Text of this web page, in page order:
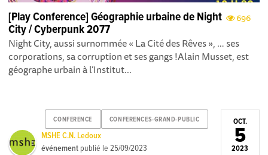
696
[Play Conference] Géographie urbaine de Night
City / Cyberpunk 2077
Night City, aussi surnommée « La Cité des Rêves », … ses
corporations, sa corruption et ses gangs !Alain Musset, est
géographe urbain à l’Institut...
CONFERENCE CONFERENCES-GRAND-PUBLIC
MSHE C.N. Ledoux
événement publié le25/09/2023
OCT.
5
2023